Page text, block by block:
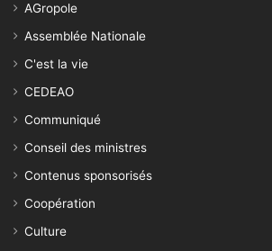
AGropole
Assemblée Nationale
C'est la vie
CEDEAO
Communiqué
Conseil des ministres
Contenus sponsorisés
Coopération
Culture